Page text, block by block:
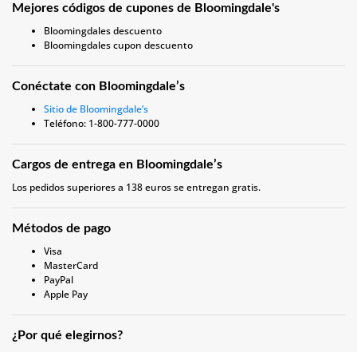
Mejores códigos de cupones de Bloomingdale's
Bloomingdales descuento
Bloomingdales cupon descuento
Conéctate con Bloomingdale’s
Sitio de Bloomingdale’s
Teléfono: 1-800-777-0000
Cargos de entrega en Bloomingdale’s
Los pedidos superiores a 138 euros se entregan gratis.
Métodos de pago
Visa
MasterCard
PayPal
Apple Pay
¿Por qué elegirnos?